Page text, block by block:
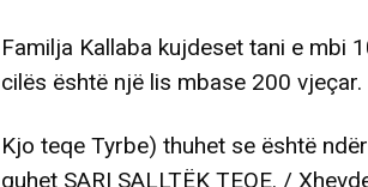
Familja Kallaba kujdeset tani e mbi
cilës është një lis mbase 200 vjeçar.
Kjo teqe Tyrbe) thuhet se është
quhet SARI SALLTËK TEQE. /